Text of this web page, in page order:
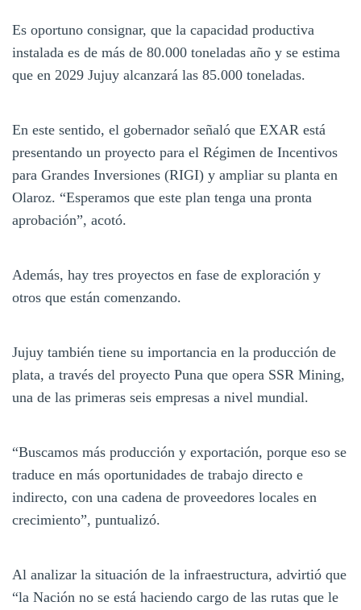
Es oportuno consignar, que la capacidad productiva
instalada es de más de 80.000 toneladas año y se estima
que en 2029 Jujuy alcanzará las 85.000 toneladas.
En este sentido, el gobernador señaló que EXAR está
presentando un proyecto para el Régimen de Incentivos
para Grandes Inversiones (RIGI) y ampliar su planta en
Olaroz. “Esperamos que este plan tenga una pronta
aprobación”, acotó.
Además, hay tres proyectos en fase de exploración y
otros que están comenzando.
Jujuy también tiene su importancia en la producción de
plata, a través del proyecto Puna que opera SSR Mining,
una de las primeras seis empresas a nivel mundial.
“Buscamos más producción y exportación, porque eso se
traduce en más oportunidades de trabajo directo e
indirecto, con una cadena de proveedores locales en
crecimiento”, puntualizó.
Al analizar la situación de la infraestructura, advirtió que
“la Nación no se está haciendo cargo de las rutas que le